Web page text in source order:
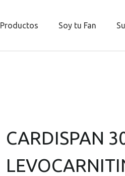
Productos Soy tu Fan
CARDISPAN